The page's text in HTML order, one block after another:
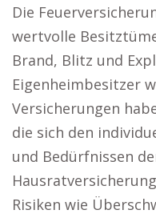
Die
wertvolle
Brand, Blitz und
Eigenheimbesitzer
Versicherungen
die sich den
und Bedürfnissen
Risiken wie